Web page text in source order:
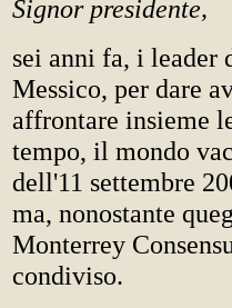
Signor presidente,
sei anni fa, i leader
Messico, per dare
affrontare insieme
tempo, il mondo
dell'11 settembre
ma, nonostante
Monterrey
condiviso.